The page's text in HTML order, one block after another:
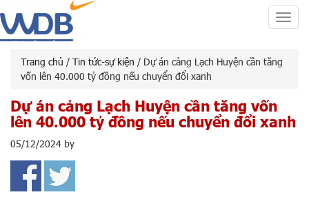
Trang chủ / Tin tức-sự kiện / Dự án cảng Lạch Huyện cần tăng
vốn lên 40.000 tỷ đồng nếu chuyển đổi xanh
Dự án cảng Lạch Huyện cần tăng vốn
lên 40.000 tỷ đồng nếu chuyển đổi xanh
05/12/2024 by